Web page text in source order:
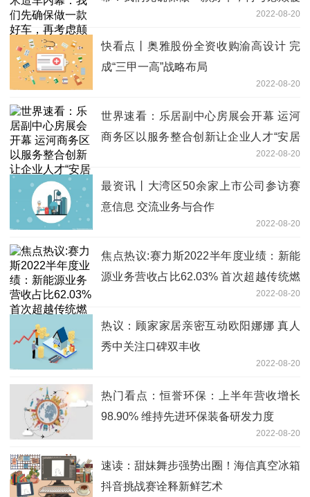
2022-08-20
快看点丨奥雅股份全资收购渝高设计 完
成“三甲一高”战略布局
2022-08-20
世界速看：乐居副中心房展会开幕 运河
商务区以服务整合创新让企业人才“安居
2022-08-20
最资讯丨大湾区50余家上市公司参访赛
意信息 交流业务与合作
2022-08-20
焦点热议:赛力斯2022半年度业绩：新能
源业务营收占比62.03% 首次超越传统燃
2022-08-20
热议：顾家家居亲密互动欧阳娜娜 真人
秀中关注口碑双丰收
2022-08-20
热门看点：恒誉环保：上半年营收增长
98.90% 维持先进环保装备研发力度
2022-08-20
速读：甜妹舞步强势出圈！海信真空冰箱
抖音挑战赛诠释新鲜艺术